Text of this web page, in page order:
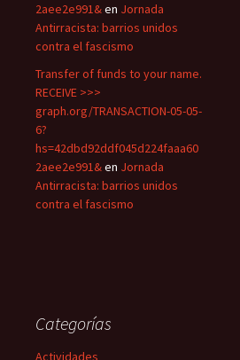
2aee2e991&en Jornada
Antirracista: barrios unidos
contra el fascismo
Transfer of funds to your name.
RECEIVE >>>
graph.org/TRANSACTION-05-05-
6?
hs=42dbd92ddf045d224faaa60
2aee2e991&en Jornada
Antirracista: barrios unidos
contra el fascismo
Categorías
Actividades